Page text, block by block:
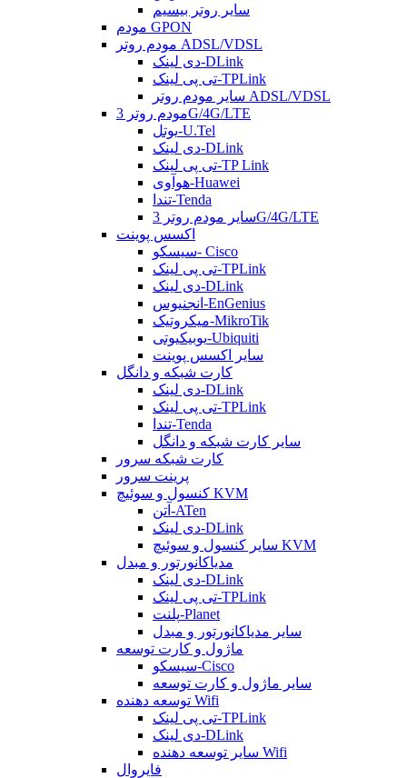
سایر روتر بیسیم
مودم GPON
مودم روتر ADSL/VDSL
دی لینک-DLink
تی پی لینک-TPLink
سایر مودم روتر ADSL/VDSL
مودم روتر 3G/4G/LTE
یوتل-U.Tel
دی لینک-DLink
تی پی لینک-TP Link
هوآوی-Huawei
تندا-Tenda
سایر مودم روتر 3G/4G/LTE
اکسس پوینت
سیسکو- Cisco
تی پی لینک-TPLink
دی لینک-DLink
انجنیوس-EnGenius
میکروتیک-MikroTik
یوبیکیوتی-Ubiquiti
سایر اکسس پوینت
کارت شبکه و دانگل
دی لینک-DLink
تی پی لینک-TPLink
تندا-Tenda
سایر کارت شبکه و دانگل
کارت شبکه سرور
پرینت سرور
کنسول و سوئیچ KVM
آتن-ATen
دی لینک-DLink
سایر کنسول و سوئیچ KVM
مدیاکانورتور و مبدل
دی لینک-DLink
تی پی لینک-TPLink
پلنت-Planet
سایر مدیاکانورتور و مبدل
ماژول و کارت توسعه
سیسکو-Cisco
سایر ماژول و کارت توسعه
توسعه دهنده Wifi
تی پی لینک-TPLink
دی لینک-DLink
سایر توسعه دهنده Wifi
فایروال